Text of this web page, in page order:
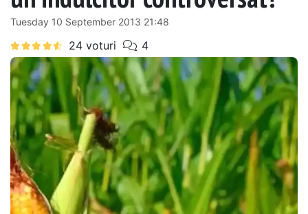
Tuesday 10 September 2013 21:48